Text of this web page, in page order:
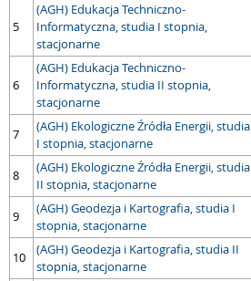
5
(AGH) Edukacja Techniczno-
Informatyczna, studia I stopnia,
stacjonarne
6
(AGH) Edukacja Techniczno-
Informatyczna, studia II stopnia,
stacjonarne
7
(AGH) Ekologiczne Źródła Energii, studia
I stopnia, stacjonarne
8
(AGH) Ekologiczne Źródła Energii, studia
II stopnia, stacjonarne
9
(AGH) Geodezja i Kartografia, studia I
stopnia, stacjonarne
10
(AGH) Geodezja i Kartografia, studia II
stopnia, stacjonarne